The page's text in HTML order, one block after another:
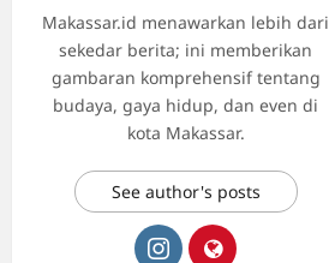
Makassar.id menawarkan lebih dari
sekedar berita; ini memberikan
gambaran komprehensif tentang
budaya, gaya hidup, dan even di
kota Makassar.
See author's posts